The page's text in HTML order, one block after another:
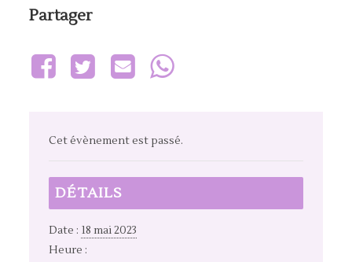
Cet évènement est passé.
DÉTAILS
Date : 18 mai 2023
Heure :